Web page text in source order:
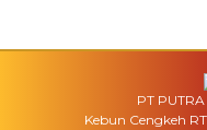
PT
Kebun Cengkeh